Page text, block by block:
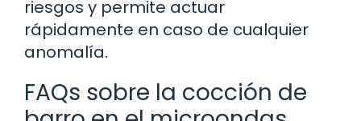
riesgos y permite actuar
rápidamente en caso de cualquier
anomalía.
FAQs sobre la cocción de